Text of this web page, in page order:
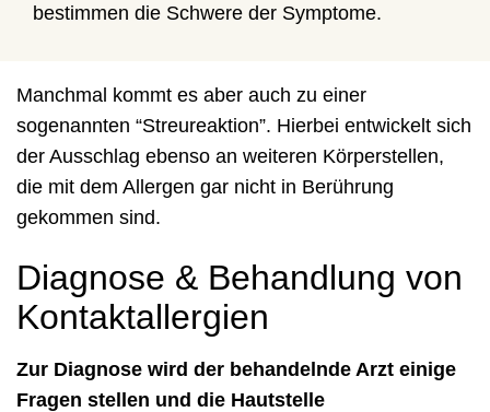
bestimmen die Schwere der Symptome.
Manchmal kommt es aber auch zu einer
sogenannten “Streureaktion”. Hierbei entwickelt sich
der Ausschlag ebenso an weiteren Körperstellen,
die mit dem Allergen gar nicht in Berührung
gekommen sind.
Diagnose & Behandlung von
Kontaktallergien
Zur Diagnose wird der behandelnde Arzt einige
Fragen stellen und die Hautstelle